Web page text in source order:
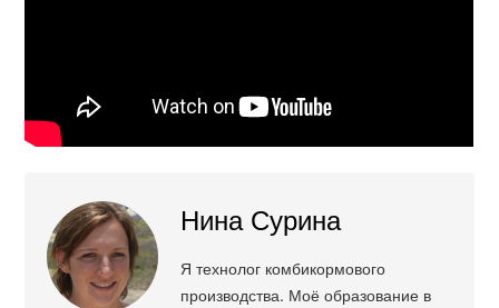
Нина Сурина
Я технолог комбикормового
производства. Моё образование в